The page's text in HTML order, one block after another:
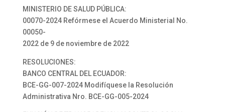
MINISTERIO DE SALUD PÚBLICA:
00070-2024 Refórmese el Acuerdo Ministerial No.
00050-
2022 de 9 de noviembre de 2022
RESOLUCIONES:
BANCO CENTRAL DEL ECUADOR:
BCE-GG-007-2024 Modifíquese la Resolución
Administrativa Nro. BCE-GG-005-2024